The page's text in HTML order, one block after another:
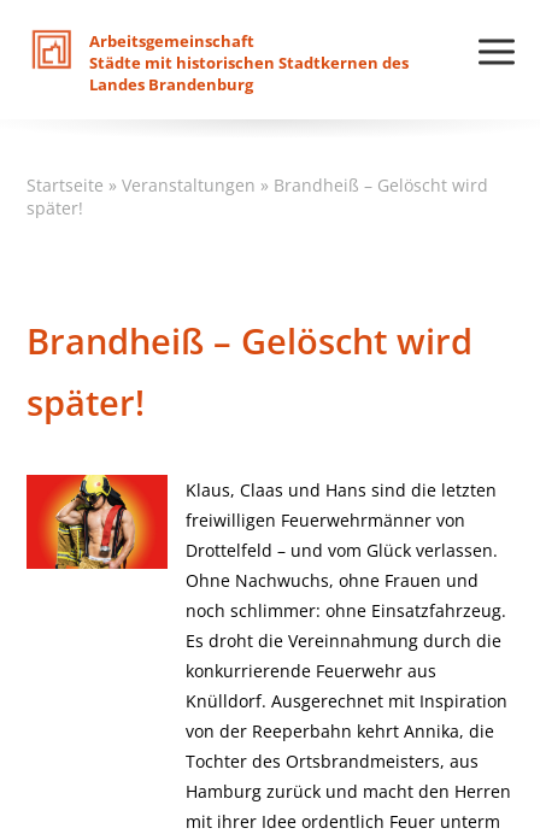
Arbeitsgemeinschaft
Städte mit historischen Stadtkernen des
Landes Brandenburg
Startseite »Veranstaltungen » Brandheiß – Gelöscht wird
später!
Brandheiß – Gelöscht wird
später!
Klaus, Claas und Hans sind die letzten
freiwilligen Feuerwehrmänner von
Drottelfeld – und vom Glück verlassen.
Ohne Nachwuchs, ohne Frauen und
noch schlimmer: ohne Einsatzfahrzeug.
Es droht die Vereinnahmung durch die
konkurrierende Feuerwehr aus
Knülldorf. Ausgerechnet mit Inspiration
von der Reeperbahn kehrt Annika, die
Tochter des Ortsbrandmeisters, aus
Hamburg zurück und macht den Herren
mit ihrer Idee ordentlich Feuer unterm